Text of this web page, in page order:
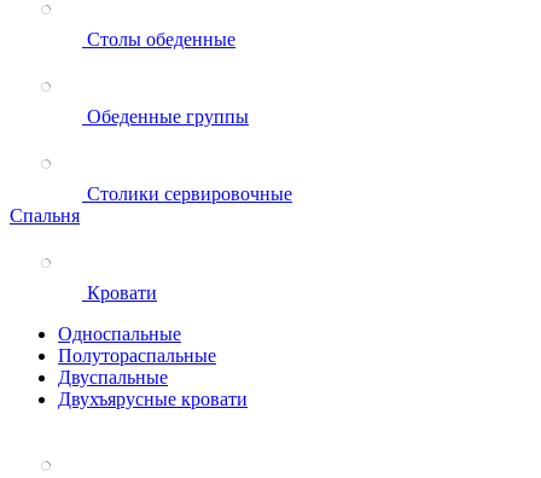
Столы обеденные
Обеденные группы
Столики сервировочные
Спальня
Кровати
Односпальные
Полутораспальные
Двуспальные
Двухъярусные кровати